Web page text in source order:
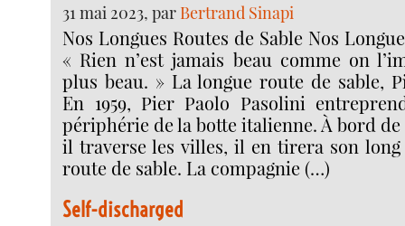
31 mai 2023, par Bertrand Sinapi
Nos Longues Routes de Sable Nos
« Rien n’est jamais beau comme on
plus beau. » La longue route de sable,
En 1959, Pier Paolo Pasolini
périphérie de la botte italienne. À bord
il traverse les villes, il en tirera son long
route de sable. La compagnie (…)
Self-discharged